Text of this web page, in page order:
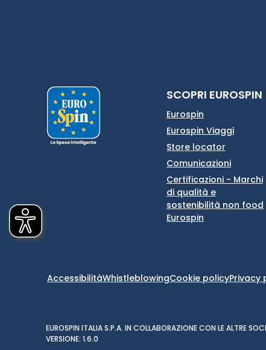
SCOPRI EUROSPIN
Eurospin
Eurospin Viaggi
Store locator
Comunicazioni
Certificazioni - Marchi
di qualità e
sostenibilità non food
Eurospin
AccessibilitàWhistleblowingCookie policyPrivacy
EUROSPIN ITALIA S.P.A. IN COLLABORAZIONE CON LE
VERSIONE: 1.6.0